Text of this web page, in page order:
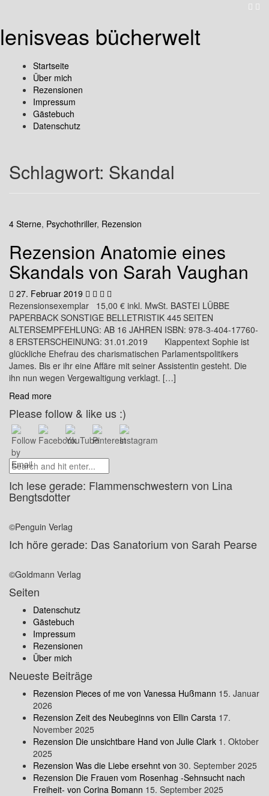
lenisveas bücherwelt
Startseite
Über mich
Rezensionen
Impressum
Gästebuch
Datenschutz
Schlagwort: Skandal
4 Sterne, Psychothriller, Rezension
Rezension Anatomie eines
Skandals von Sarah Vaughan
27. Februar 2019
Rezensionsexemplar 15,00 € inkl. MwSt. BASTEI LÜBBE
PAPERBACK SONSTIGE BELLETRISTIK 445 SEITEN
ALTERSEMPFEHLUNG: AB 16 JAHREN ISBN: 978-3-404-17760-
8 ERSTERSCHEINUNG: 31.01.2019 Klappentext Sophie ist
glückliche Ehefrau des charismatischen Parlamentspolitikers
James. Bis er ihr eine Affäre mit seiner Assistentin gesteht. Die
ihn nun wegen Vergewaltigung verklagt. […]
Read more
Please follow & like us :)
Ich lese gerade: Flammenschwestern von Lina
Bengtsdotter
©Penguin Verlag
Ich höre gerade: Das Sanatorium von Sarah Pearse
©Goldmann Verlag
Seiten
Datenschutz
Gästebuch
Impressum
Rezensionen
Über mich
Neueste Beiträge
Rezension Pieces of me von Vanessa Hußmann 15. Januar
2026
Rezension Zeit des Neubeginns von Ellin Carsta 17.
November 2025
Rezension Die unsichtbare Hand von Julie Clark 1. Oktober
2025
Rezension Was die Liebe ersehnt von 30. September 2025
Rezension Die Frauen vom Rosenhag -Sehnsucht nach
Freiheit- von Corina Bomann 15. September 2025